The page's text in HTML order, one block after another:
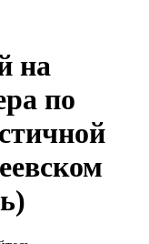
на
по